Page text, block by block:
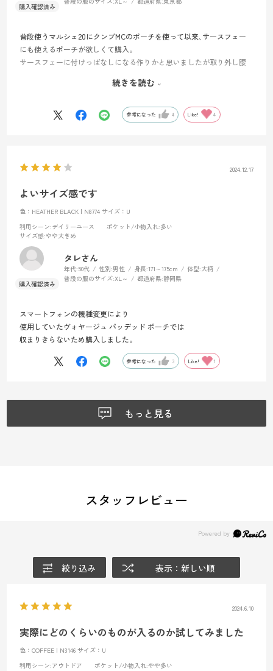
普段使うマルシェ20にクンブMCのポーチを使って以来､サースフェー
にも使えるポーチが欲しくて購入。
サースフェーに付けっぱなしになる作りかと思いましたが取り外し腰
ザック下ろしてパンツのベルトにも通る事､スマホ以外にペン､クラフ
サースフェーNX SDにいつも着けている鍵も中のフックに移動できる。
財布､コインケース等も収納できた。
買って満足。もっと早く購入していたらと思える程です。
続きを読む
参考になった 4 Like! 4
2024.12.17
よいサイズ感です
色：HEATHER BLACK | N8774 サイズ：U
利用シーン:デイリーユース ポケット/小物入れ:多い
サイズ感:やや大きめ
タレさん
年代:50代 性別:男性 身長:171～175cm 体型:大柄
普段の服のサイズ:XL～ 都道府県:静岡県
スマートフォンの機種変更により
使用していたヴォヤージュ パッデッド ポーチでは
収まりきらないため購入しました。
参考になった 3 Like! 1
もっと見る
スタッフレビュー
絞り込み 表示：新しい順
2024.6.10
実際にどのくらいのものが入るのか試してみました
色：COFFEE | N3146 サイズ：U
利用シーン:アウトドア ポケット/小物入れ:やや多い